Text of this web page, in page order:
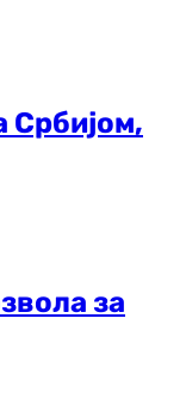
Србијом,
за